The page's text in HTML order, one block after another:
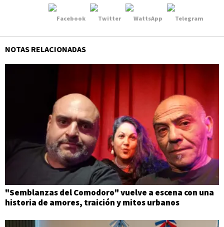
NOTAS RELACIONADAS
"Semblanzas del Comodoro" vuelve a escena con una
historia de amores, traición y mitos urbanos